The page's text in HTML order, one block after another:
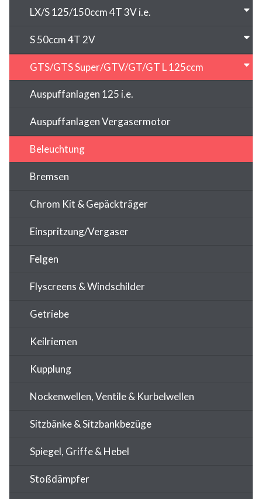
LX/S 125/150ccm 4T 3V i.e.
S 50ccm 4T 2V
GTS/GTS Super/GTV/GT/GT L 125ccm
Auspuffanlagen 125 i.e.
Auspuffanlagen Vergasermotor
Beleuchtung
Bremsen
Chrom Kit & Gepäckträger
Einspritzung/Vergaser
Felgen
Flyscreens & Windschilder
Getriebe
Keilriemen
Kupplung
Nockenwellen, Ventile & Kurbelwellen
Sitzbänke & Sitzbankbezüge
Spiegel, Griffe & Hebel
Stoßdämpfer